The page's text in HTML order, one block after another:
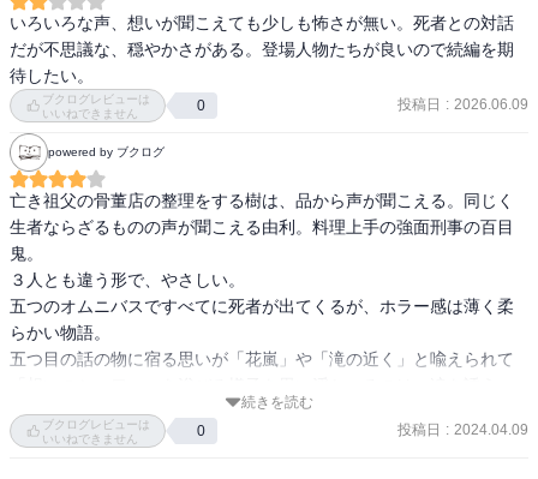
いろいろな声、想いが聞こえても少しも怖さが無い。死者との対話
だが不思議な、穏やかさがある。登場人物たちが良いので続編を期
待したい。
ブクログレビューは
いいねできません
0 投稿日 : 2026.06.09
powered by ブクログ
亡き祖父の骨董店の整理をする樹は、品から声が聞こえる。同じく
生者ならざるものの声が聞こえる由利。料理上手の強面刑事の百目
鬼。
３人とも違う形で、やさしい。
五つのオムニバスですべてに死者が出てくるが、ホラー感は薄く柔
らかい物語。
五つ目の話の物に宿る思いが「花嵐」や「滝の近く」と喩えられて
悲しいことが根底にあるけど、少し心が暖かくなる話ばかり。読後
は優しい気持ちになれた。
続きを読む
ブクログレビューは
いいねできません
0 投稿日 : 2024.04.09